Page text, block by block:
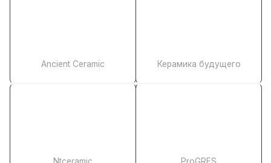
Ancient Ceramic Керамика будущего